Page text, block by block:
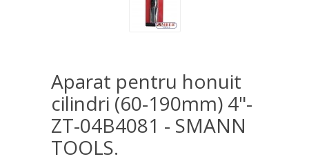
Aparat pentru honuit
cilindri (60-190mm) 4"-
ZT-04B4081 - SMANN
TOOLS.